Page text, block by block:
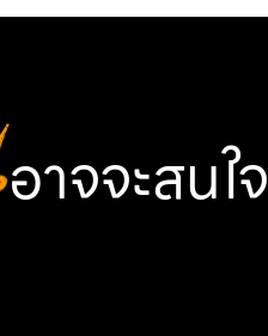
อาจจะสนใจ